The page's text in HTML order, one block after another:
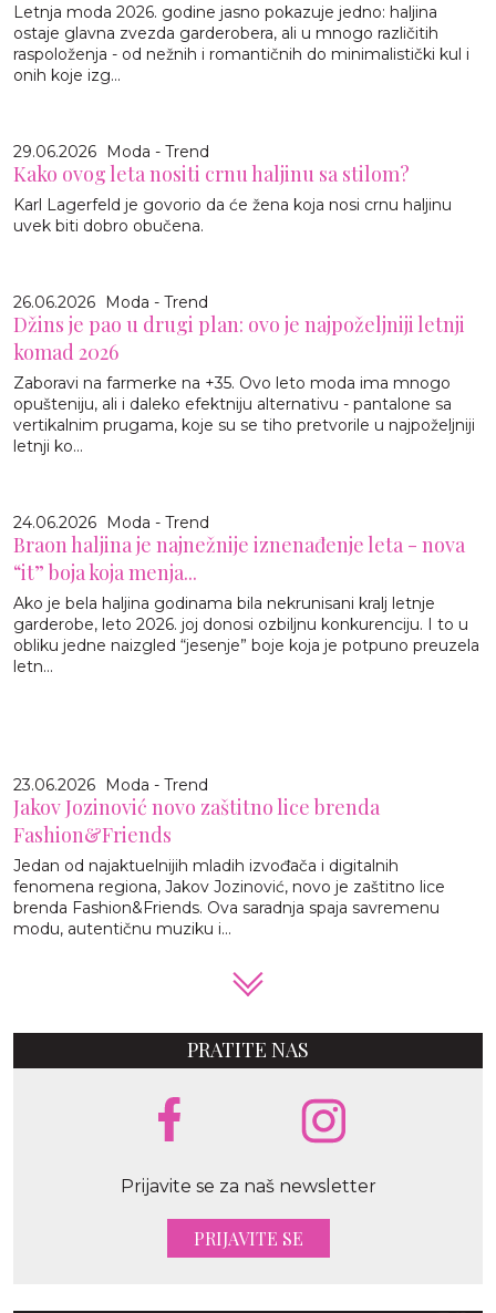
Letnja moda 2026. godine jasno pokazuje jedno: haljina
ostaje glavna zvezda garderobera, ali u mnogo različitih
raspoloženja - od nežnih i romantičnih do minimalistički kul i
onih koje izg...
29.06.2026 Moda - Trend
Kako ovog leta nositi crnu haljinu sa stilom?
Karl Lagerfeld je govorio da će žena koja nosi crnu haljinu
uvek biti dobro obučena.
26.06.2026 Moda - Trend
Džins je pao u drugi plan: ovo je najpoželjniji letnji
komad 2026
Zaboravi na farmerke na +35. Ovo leto moda ima mnogo
opušteniju, ali i daleko efektniju alternativu - pantalone sa
vertikalnim prugama, koje su se tiho pretvorile u najpoželjniji
letnji ko...
24.06.2026 Moda - Trend
Braon haljina je najnežnije iznenađenje leta - nova
“it” boja koja menja...
Ako je bela haljina godinama bila nekrunisani kralj letnje
garderobe, leto 2026. joj donosi ozbiljnu konkurenciju. I to u
obliku jedne naizgled “jesenje” boje koja je potpuno preuzela
letn...
23.06.2026 Moda - Trend
Jakov Jozinović novo zaštitno lice brenda
Fashion&Friends
Jedan od najaktuelnijih mladih izvođača i digitalnih
fenomena regiona, Jakov Jozinović, novo je zaštitno lice
brenda Fashion&Friends. Ova saradnja spaja savremenu
modu, autentičnu muziku i...
PRATITE NAS
Prijavite se za naš newsletter
PRIJAVITE SE